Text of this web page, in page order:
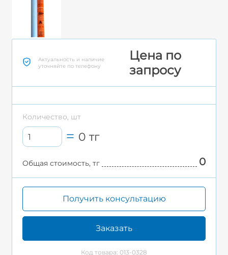
Актуальность и наличие
уточняйте по телефону
Цена по
запросу
Количество, шт
0тг
Общая стоимость, тг 0
Получить консультацию
Заказать
Код товара: 013-0328